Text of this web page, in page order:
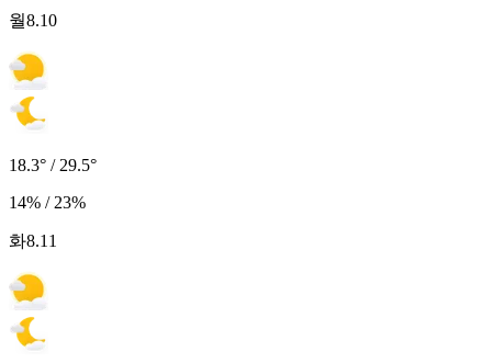
월8.10
18.3° / 29.5°
14% / 23%
화8.11